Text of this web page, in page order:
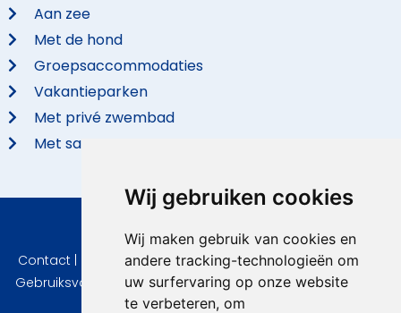
Wij gebruiken cookies
Wij maken gebruik van cookies en
andere tracking-technologieën om
uw surfervaring op onze website
te verbeteren, om
Aan zee
Met de hond
Groepsaccommodaties
Vakantieparken
Met privé zwembad
Met sauna
© 2026 VidaVilla.com
Contact Privacy|Cookie instellingen|Herroepingsrecht
Gebruiksvoorwaarden|Imprint|Informatie Beoordelingen